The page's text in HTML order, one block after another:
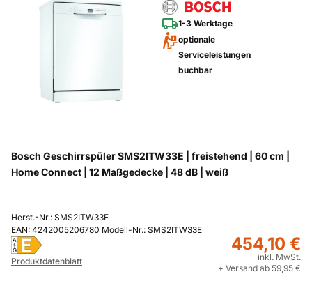
1-3 Werktage
optionale
Serviceleistungen
buchbar
Bosch Geschirrspüler SMS2ITW33E | freistehend | 60 cm |
Home Connect | 12 Maßgedecke | 48 dB | weiß
Herst.-Nr.: SMS2ITW33E
EAN: 4242005206780 Modell-Nr.: SMS2ITW33E
A
G
E
Produktdatenblatt
454,10 €
inkl. MwSt.
+ Versand ab 59,95 €